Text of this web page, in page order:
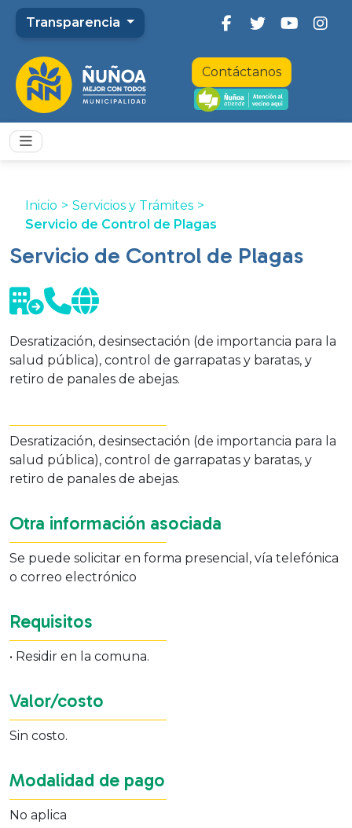
Transparencia
Contáctanos
Inicio > Servicios y Trámites >
Servicio de Control de Plagas
Servicio de Control de Plagas
Desratización, desinsectación (de importancia para la
salud pública), control de garrapatas y baratas, y
retiro de panales de abejas.
Desratización, desinsectación (de importancia para la
salud pública), control de garrapatas y baratas, y
retiro de panales de abejas.
Otra información asociada
Se puede solicitar en forma presencial, vía telefónica
o correo electrónico
Requisitos
• Residir en la comuna.
Valor/costo
Sin costo.
Modalidad de pago
No aplica